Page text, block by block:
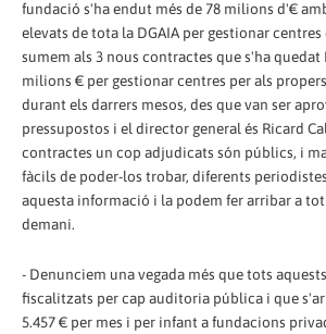
fundació s'ha endut més de 78 milions d'€
elevats de tota la DGAIA per gestionar
sumem als 3 nous contractes que s'ha quedat
milions € per gestionar centres per als
durant els darrers mesos, des que van ser
pressupostos i el director general és Ricard
contractes un cop adjudicats són públics, i
fàcils de poder-los trobar, diferents
aquesta informació i la podem fer arribar a
demani.
- Denunciem una vegada més que tots
fiscalitzats per cap auditoria pública i que
5.457 € per mes i per infant a fundacions